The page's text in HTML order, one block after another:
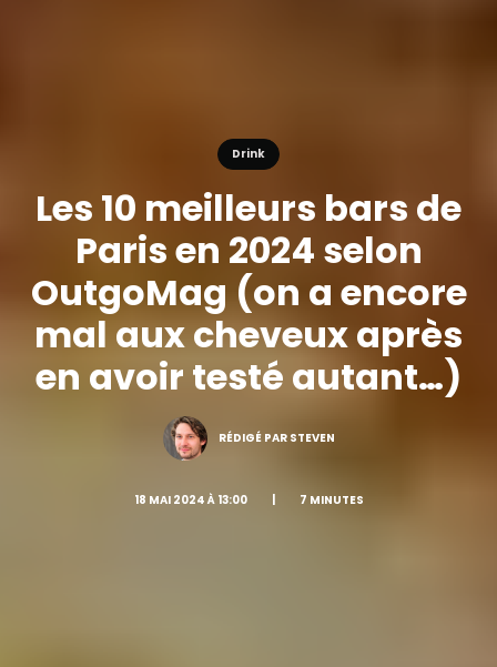
Drink
Les 10 meilleurs bars de
Paris en 2024 selon
OutgoMag (on a encore
mal aux cheveux après
en avoir testé autant…)
RÉDIGÉ PAR STEVEN
18 MAI 2024 À 13:00 7 MINUTES